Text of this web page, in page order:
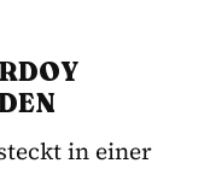
in einer